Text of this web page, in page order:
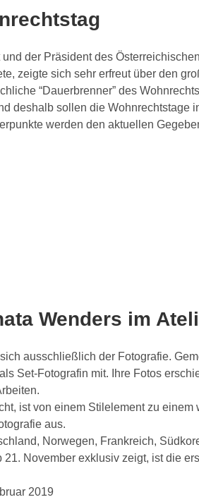
der Präsident des
zeigte sich sehr erfreut über den
“Dauerbrenner” des
deshalb sollen die Wohnrechtstage
werden den aktuellen
Wenders im
ausschließlich der Fotografie.
Set-Fotografin mit. Ihre Fotos
ist von einem Stilelement zu
aus.
Norwegen, Frankreich,
November exklusiv zeigt, ist die
2019